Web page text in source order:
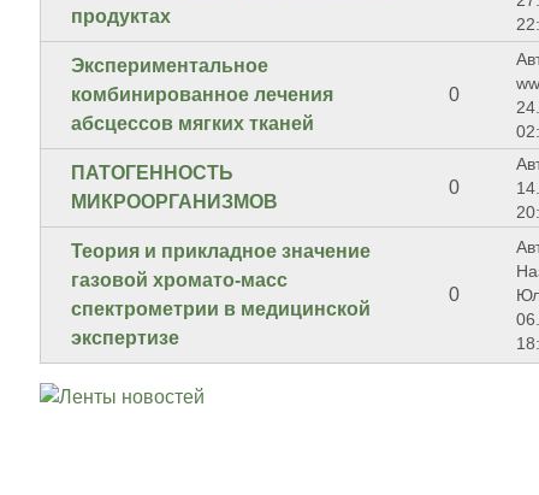
продуктах
Экспериментальное
комбинированное лечения
абсцессов мягких тканей
0
ПАТОГЕННОСТЬ
МИКРООРГАНИЗМОВ
0
Теория и прикладное значение
газовой хромато-масс
спектрометрии в медицинской
экспертизе
0